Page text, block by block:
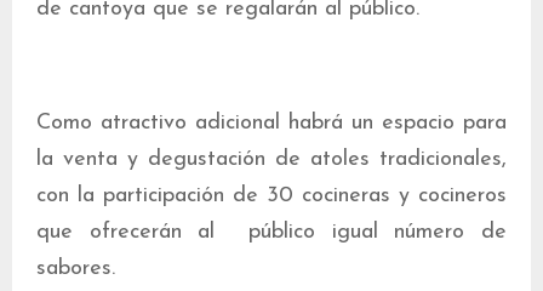
de cantoya que se regalarán al público.
Como atractivo adicional habrá un espacio para
la venta y degustación de atoles tradicionales,
con la participación de 30 cocineras y cocineros
que ofrecerán al público igual número de
sabores.